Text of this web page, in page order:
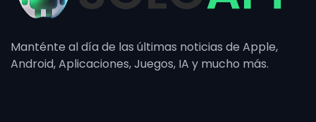
Manténte al día de las últimas noticias de Apple,
Android, Aplicaciones, Juegos, IA y mucho más.